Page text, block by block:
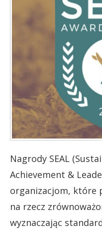
Nagrody SEAL
Achievement &
organizacjom, które
na rzecz
wyznaczając